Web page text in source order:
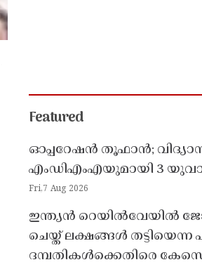
Featured
ഓപ്പറേഷൻ തൂഫാൻ;
എംഡിഎംഎയുമായി 3
Fri,7 Aug 2026
ഇന്ത്യൻ റെയിൽവേയിൽ
ചെയ്ത് ലക്ഷങ്ങൾ തട്ടിയെന്ന
ദമ്പതികൾക്കെതിരെ